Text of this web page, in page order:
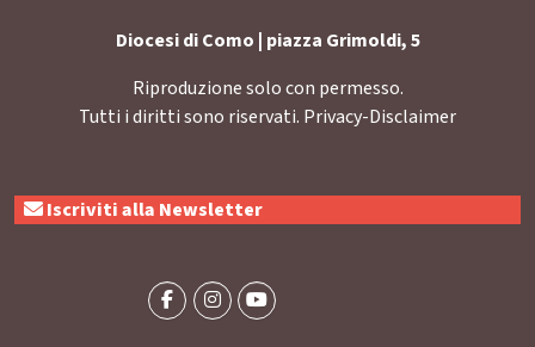
Diocesi di Como | piazza Grimoldi, 5
Riproduzione solo con permesso.
Tutti i diritti sono riservati. Privacy-Disclaimer
Iscriviti alla Newsletter